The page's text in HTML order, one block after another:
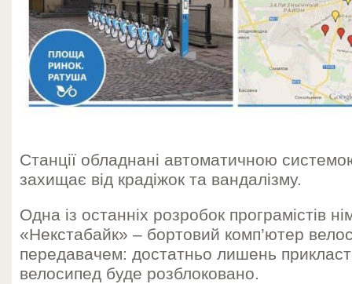
Станції обладнані автоматичною
захищає від крадіжок та вандалізму.
Одна із останніх розробок програмістів
«Некстабайк» – бортовий комп’ютер
передавачем: достатньо лишень
велосипед буде розблоковано.